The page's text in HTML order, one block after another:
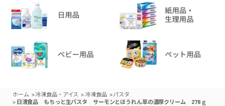
ホーム >冷凍食品・アイス > 冷凍食品 >パスタ
> 日清食品 もちっと生パスタ サーモンとほうれん草の濃厚クリーム 278ｇ